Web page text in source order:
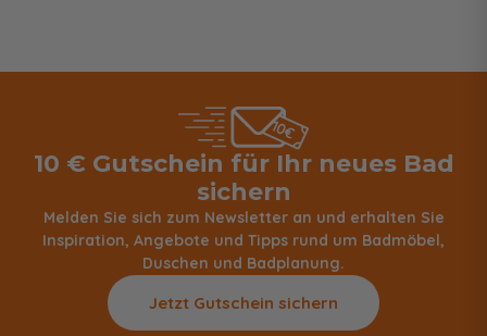
10 € Gutschein für Ihr neues Bad
sichern
Melden Sie sich zum Newsletter an und erhalten Sie
Inspiration, Angebote und Tipps rund um Badmöbel,
Duschen und Badplanung.
Jetzt Gutschein sichern